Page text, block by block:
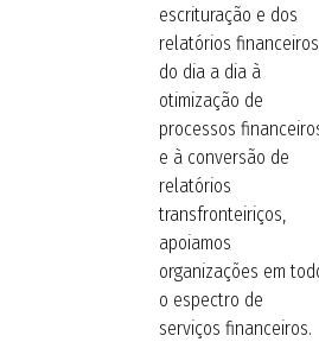
escrituração e dos
relatórios financeiros
do dia a dia à
otimização de
processos
e à conversão de
relatórios
transfronteiriços,
apoiamos
organizações em
o espectro de
serviços financeiros.